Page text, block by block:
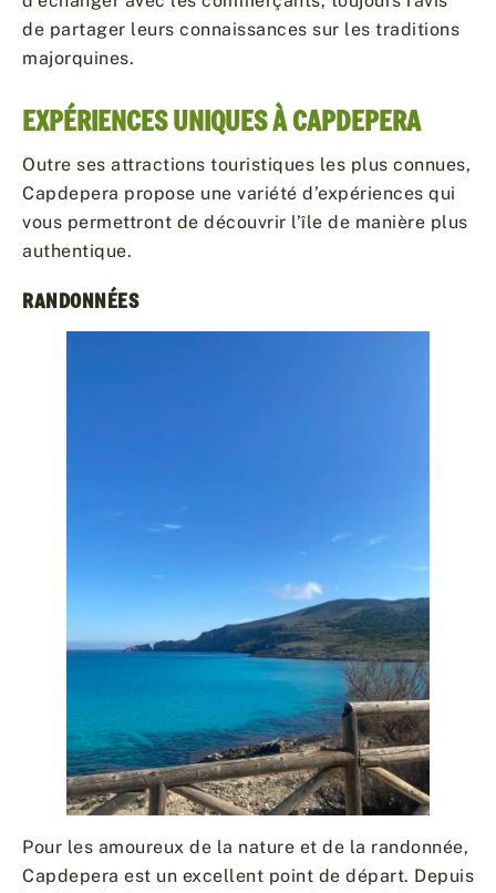
de partager leurs connaissances sur les traditions
majorquines.
EXPÉRIENCES UNIQUES À CAPDEPERA
Outre ses attractions touristiques les plus connues,
Capdepera propose une variété d’expériences qui
vous permettront de découvrir l’île de manière plus
authentique.
RANDONNÉES
Pour les amoureux de la nature et de la randonnée,
Capdepera est un excellent point de départ. Depuis